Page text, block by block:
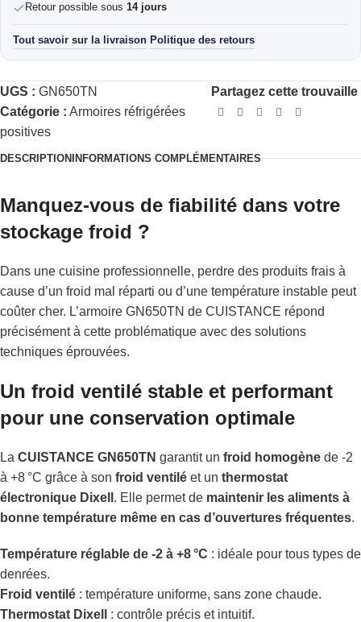
Retour possible sous 14 jours
Tout savoir sur la livraison· Politique des retours
UGS : GN650TN
Catégorie : Armoires réfrigérées
positives
Partagez cette trouvaille
DESCRIPTIONINFORMATIONS COMPLÉMENTAIRES
Manquez-vous de fiabilité dans votre
stockage froid ?
Dans une cuisine professionnelle, perdre des produits frais à
cause d’un froid mal réparti ou d’une température instable peut
coûter cher. L’armoire GN650TN de CUISTANCE répond
précisément à cette problématique avec des solutions
techniques éprouvées.
Un froid ventilé stable et performant
pour une conservation optimale
La CUISTANCE GN650TN garantit un froid homogène de -2
à +8 °C grâce à son froid ventilé et un thermostat
électronique Dixell . Elle permet de maintenir les aliments à
bonne température même en cas d’ouvertures fréquentes.
Température réglable de -2 à +8 °C : idéale pour tous types de
denrées.
Froid ventilé : température uniforme, sans zone chaude.
Thermostat Dixell
: contrôle précis et intuitif.